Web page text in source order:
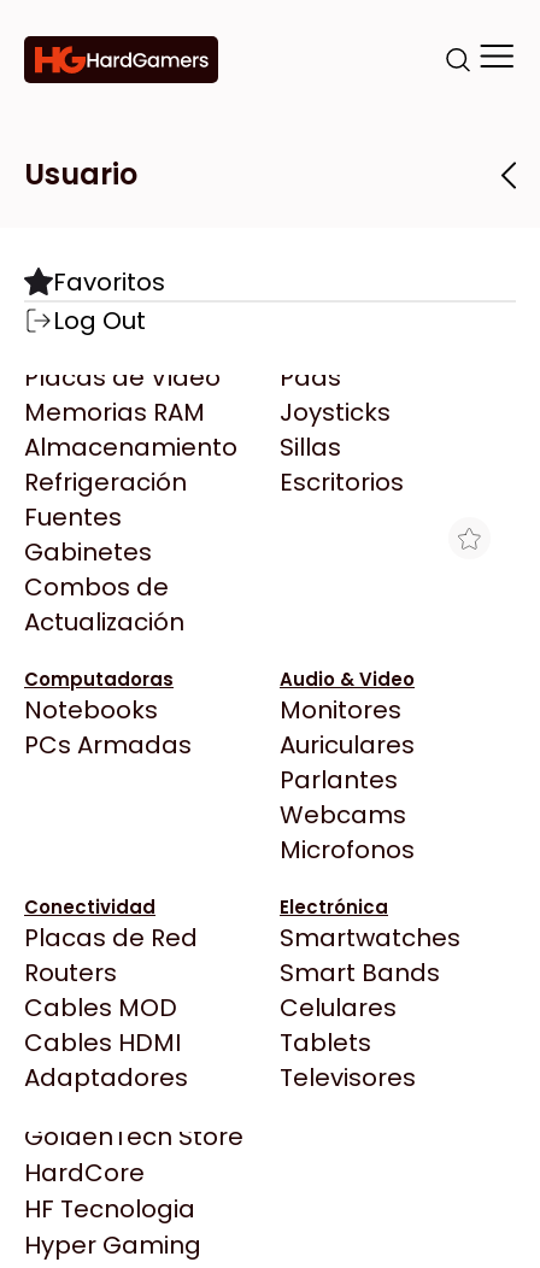
Categorías
Componentes
Motherboards
Microprocesadores
Placas de Video
Memorias RAM
Almacenamiento
Refrigeración
Fuentes
Gabinetes
Combos de
Actualización
Pads
Joysticks
Sillas
Escritorios
Computadoras
Notebooks
PCs Armadas
Audio & Video
Monitores
Auriculares
Parlantes
Webcams
Microfonos
Conectividad
Placas de Red
Routers
Cables MOD
Cables HDMI
Adaptadores
Electrónica
Smartwatches
Smart Bands
Celulares
Tablets
Televisores
Marcas
Todas las Marcas
AMD
AULA
Acer
Adata
AeroCool
Antec
Arkham
Asrock
BenQ
CX
Cooler Master
Deepcool
Dell
EVGA
Gamemax
Genesis
Genius
HP
HyperX
INNO3D
Intel
Tiendas
Destacadas
Todas las Tiendas
Click Gaming
Compufan Store
Dinobyte
Full H4rd
Gaming City
Gezatek
GoldenTech Store
HardCore
HF Tecnologia
Hyper Gaming
Usuario
Favoritos
Log Out
ADAPTADOR USB WIFI TP-LINK
ARCHER T3U AC1300 NANO 2.4 -
$27.174
Ver producto en la página de CompuGarden